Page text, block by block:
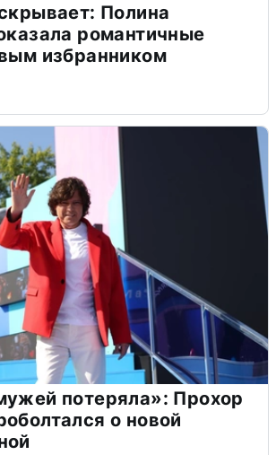
Полина
романтичные
избранником
потеряла»: Прохор
о новой